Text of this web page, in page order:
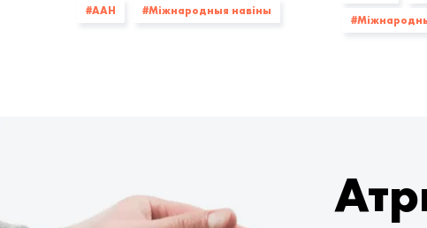
#ААН #Міжнародныя навіны